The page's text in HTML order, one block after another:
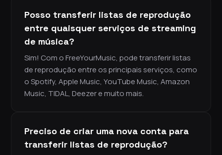
Posso transferir listas de reprodução
entre quaisquer serviços de streaming
de música?
Sim! Com o FreeYourMusic, pode transferir listas
de reprodução entre os principais serviços, como
o Spotify, Apple Music, YouTube Music, Amazon
Music, TIDAL, Deezer e muito mais.
Preciso de criar uma nova conta para
transferir listas de reprodução?